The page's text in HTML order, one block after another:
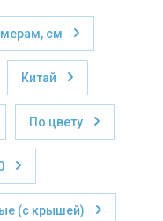
см
Китай
По цвету
(с крышей)